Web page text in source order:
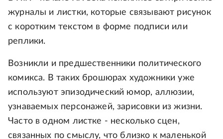
журналы и листки, которые связывают рисунок
с коротким текстом в форме подписи или
реплики.
Возникли и предшественники политического
комикса. В таких брошюрах художники уже
используют эпизодический юмор, аллюзии,
узнаваемых персонажей, зарисовки из жизни.
Часто в одном листке - несколько сцен,
связанных по смыслу, что близко к маленькой